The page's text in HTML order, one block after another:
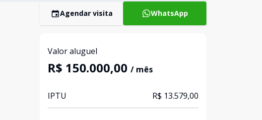
Agendar visita WhatsApp
Valor aluguel
R$ 150.000,00 / mês
IPTU R$ 13.579,00